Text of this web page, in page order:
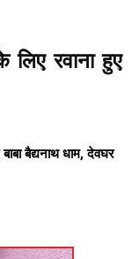
रवाना हुए
बैद्यनाथ धाम, देवघर